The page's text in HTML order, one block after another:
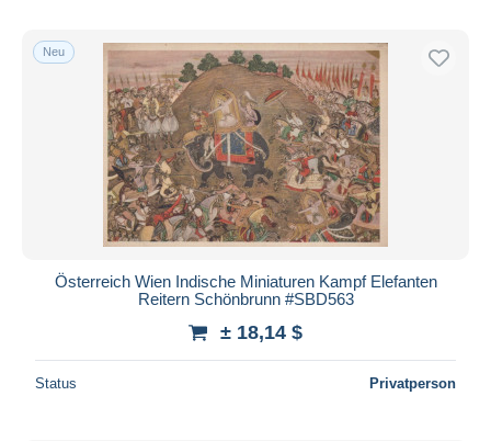
Neu
Österreich Wien Indische Miniaturen Kampf Elefanten
Reitern Schönbrunn #SBD563
± 18,14 $
Status Privatperson